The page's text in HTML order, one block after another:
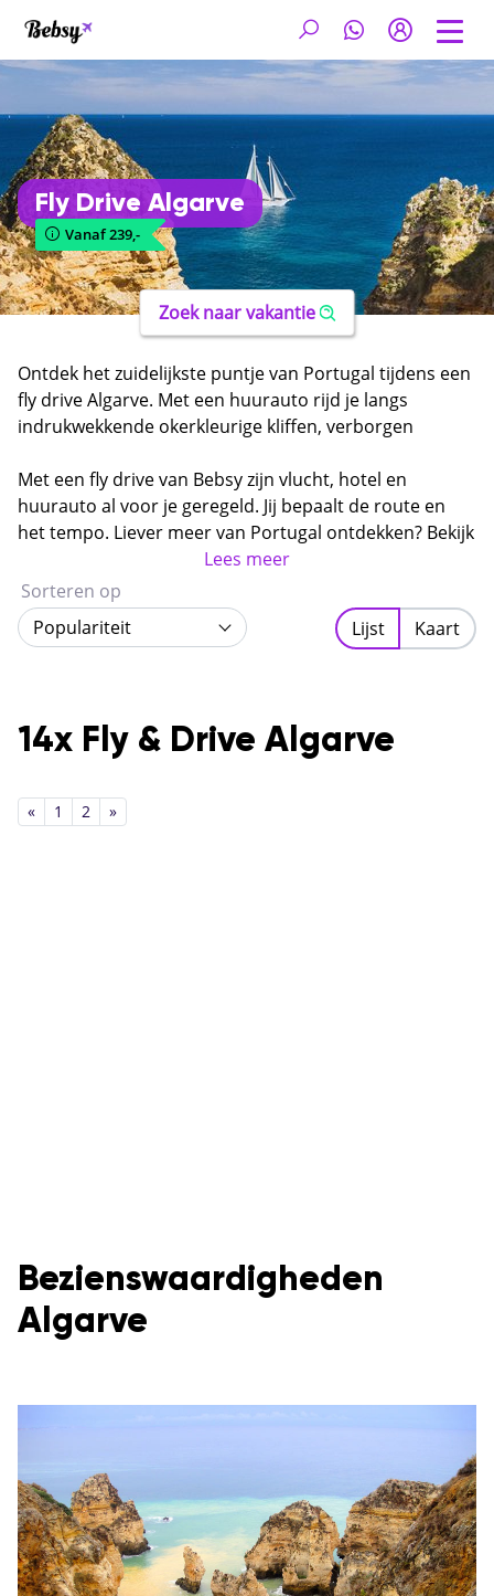
Fly Drive Algarve
Vanaf 239,-
Zoek naar vakantie
Ontdek het zuidelijkste puntje van Portugal tijdens een
fly drive Algarve. Met een huurauto rijd je langs
indrukwekkende okerkleurige kliffen, verborgen
meer te bieden dan de drukke badplaatsen. Het
groene achterland, de stille vissersplaatsjes en de
spectaculaire westkust zijn het echte Portugal.
Met een fly drive van Bebsy zijn vlucht, hotel en
huurauto al voor je geregeld. Jij bepaalt de route en
het tempo. Liever meer van Portugal ontdekken? Bekijk
rondreizen Portugal
Lees meer
14x Fly & Drive Algarve
« 1 2 »
Sorteren op
Populariteit
Lijst Kaart
Bezienswaardigheden
Algarve